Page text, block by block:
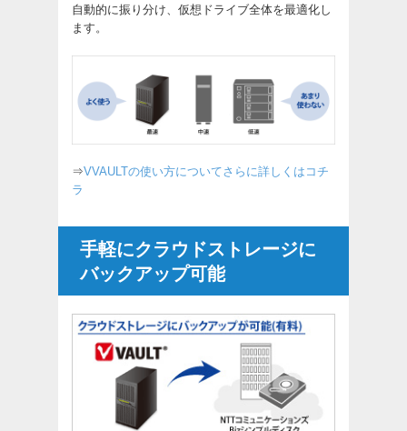
自動的に振り分け、仮想ドライブ全体を最適化し
ます。
⇒VVAULTの使い方についてさらに詳しくはコチ
ラ
手軽にクラウドストレージに
バックアップ可能